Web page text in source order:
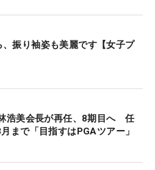
会場も千葉県に移るなど心
人が出場を予定。賞金総額1
）がかけられている。
、振り袖姿も美麗です【女子プ
浩美会長が再任、8期目へ 任
まで「目指すはPGAツアー」